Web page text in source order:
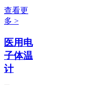
查看更
多 >
医用电
子体温
计